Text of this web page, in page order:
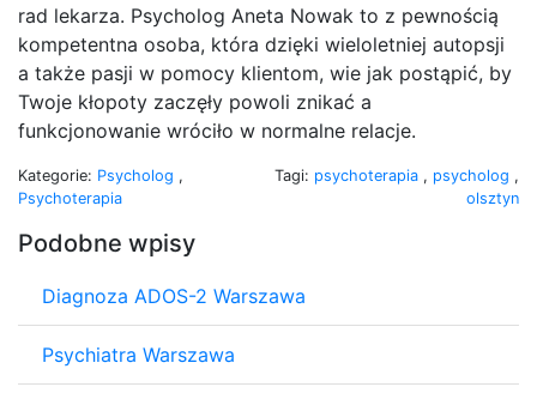
rad lekarza. Psycholog Aneta Nowak to z pewnością
kompetentna osoba, która dzięki wieloletniej autopsji
a także pasji w pomocy klientom, wie jak postąpić, by
Twoje kłopoty zaczęły powoli znikać a
funkcjonowanie wróciło w normalne relacje.
Kategorie: Psycholog ,
Psychoterapia
Tagi: psychoterapia , psycholog ,
olsztyn
Podobne wpisy
Diagnoza ADOS-2 Warszawa
Psychiatra Warszawa